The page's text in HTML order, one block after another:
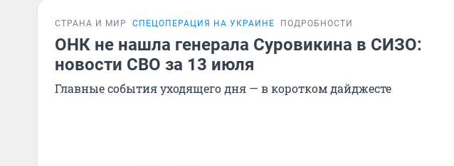
СТРАНА И МИР СПЕЦОПЕРАЦИЯ НА УКРАИНЕ ПОДРОБНОСТИ
ОНК не нашла генерала Суровикина в СИЗО:
новости СВО за 13 июля
Главные события уходящего дня — в коротком дайджесте